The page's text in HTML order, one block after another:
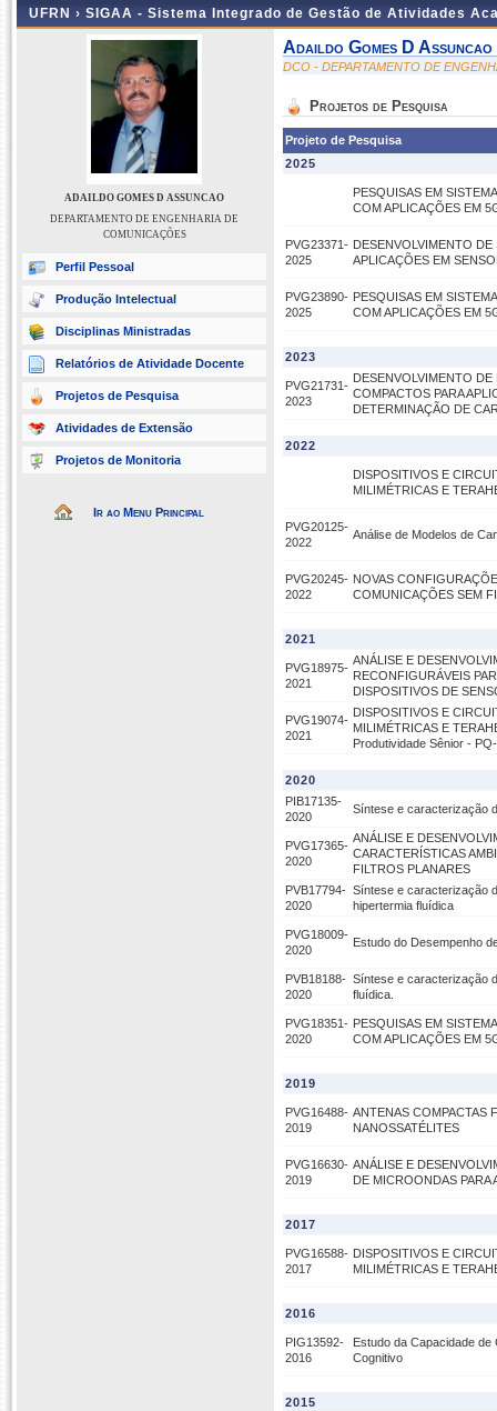
UFRN › SIGAA - Sistema Integrado de Gestão de Atividades
ADAILDO GOMES D ASSUNCAO
DEPARTAMENTO DE ENGENHARIA DE
COMUNICAÇÕES
Perfil Pessoal
Produção Intelectual
Disciplinas Ministradas
Relatórios de Atividade Docente
Projetos de Pesquisa
Atividades de Extensão
Projetos de Monitoria
Ir ao Menu Principal
Adaildo Gomes D Assuncao
DCO - DEPARTAMENTO DE
Projetos de Pesquisa
Projeto de Pesquisa
2025
PESQUISAS EM
COM APLICAÇÕES EM
PVG23371-
2025
DESENVOLVIMENTO
APLICAÇÕES EM
PVG23890-
2025
PESQUISAS EM
COM APLICAÇÕES EM
2023
PVG21731-
2023
DESENVOLVIMENTO
COMPACTOS PARA
DETERMINAÇÃO DE
2022
DISPOSITIVOS E
MILIMÉTRICAS E
PVG20125-
2022
Análise de Modelos de
PVG20245-
2022
NOVAS
COMUNICAÇÕES SEM
2021
PVG18975-
2021
ANÁLISE E
RECONFIGURÁVEIS
DISPOSITIVOS DE
PVG19074-
2021
DISPOSITIVOS E
MILIMÉTRICAS E
Produtividade Sênior -
2020
PIB17135-
2020
Síntese e caracterização
PVG17365-
2020
ANÁLISE E
CARACTERÍSTICAS
FILTROS PLANARES
PVB17794-
2020
Síntese e caracterização
hipertermia fluídica
PVG18009-
2020
Estudo do Desempenho
PVB18188-
2020
Síntese e caracterização
fluídica.
PVG18351-
2020
PESQUISAS EM
COM APLICAÇÕES EM
2019
PVG16488-
2019
ANTENAS COMPACTAS
NANOSSATÉLITES
PVG16630-
2019
ANÁLISE E
DE MICROONDAS
2017
PVG16588-
2017
DISPOSITIVOS E
MILIMÉTRICAS E
2016
PIG13592-
2016
Estudo da Capacidade
Cognitivo
2015